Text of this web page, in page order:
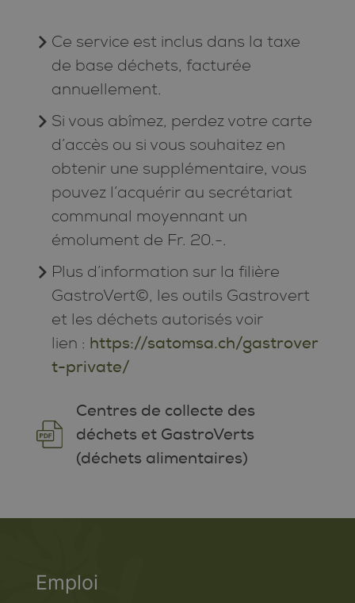
Ce service est inclus dans la taxe
de base déchets, facturée
annuellement.
Si vous abîmez, perdez votre carte
d’accès ou si vous souhaitez en
obtenir une supplémentaire, vous
pouvez l’acquérir au secrétariat
communal moyennant un
émolument de Fr. 20.-.
Plus d’information sur la filière
GastroVert©, les outils Gastrovert
et les déchets autorisés voir
lien : https://satomsa.ch/gastrover
t-private/
Centres de collecte des
déchets et GastroVerts
(déchets alimentaires)
Emploi